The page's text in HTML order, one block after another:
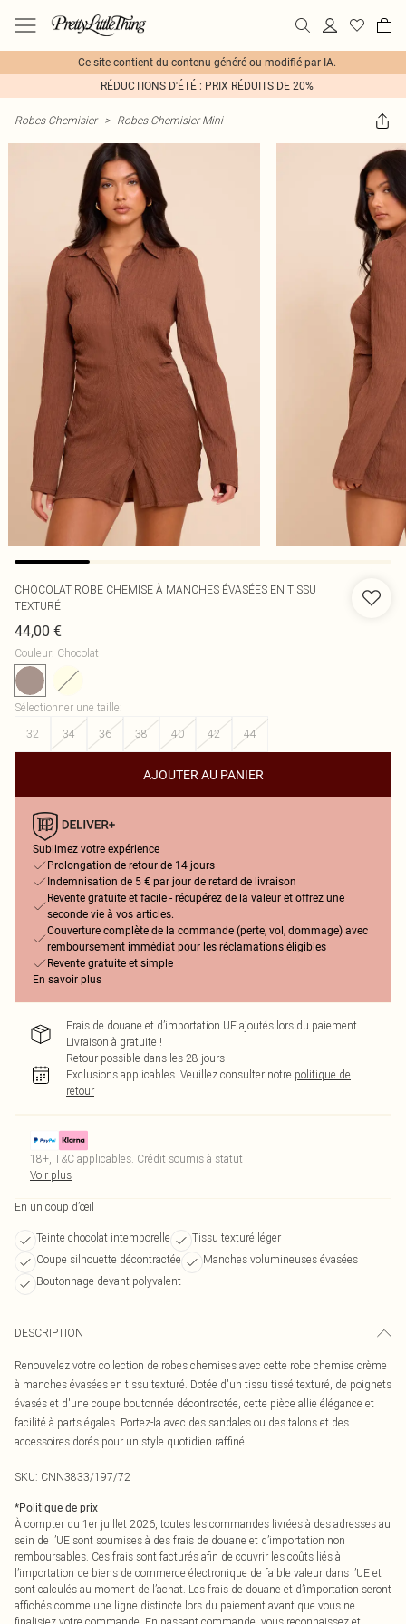
Ce site contient du contenu généré ou modifié par IA.
RÉDUCTIONS D'ÉTÉ : PRIX RÉDUITS DE 20%
Robes Chemisier > Robes Chemisier Mini
CHOCOLAT ROBE CHEMISE À MANCHES ÉVASÉES EN TISSU
TEXTURÉ
44,00 €
Couleur: Chocolat
Sélectionner une taille:
32
34 36 38 40 42 44
AJOUTER AU PANIER
Sublimez votre expérience
Prolongation de retour de 14 jours
Indemnisation de 5 € par jour de retard de livraison
Revente gratuite et facile - récupérez de la valeur et offrez une
seconde vie à vos articles.
Couverture complète de la commande (perte, vol, dommage) avec
remboursement immédiat pour les réclamations éligibles
Revente gratuite et simple
En savoir plus
Frais de douane et d’importation UE ajoutés lors du paiement.
Livraison à gratuite !
Retour possible dans les 28 jours
Exclusions applicables. Veuillez consulter notre politique de
retour
18+, T&C applicables. Crédit soumis à statut
Voir plus
En un coup d’œil
Teinte chocolat intemporelle
Tissu texturé léger
Coupe silhouette décontractée
Manches volumineuses évasées
Boutonnage devant polyvalent
DESCRIPTION
Renouvelez votre collection de robes chemises avec cette robe chemise crème
à manches évasées en tissu texturé. Dotée d'un tissu tissé texturé, de poignets
évasés et d'une coupe boutonnée décontractée, cette pièce allie élégance et
facilité à parts égales. Portez-la avec des sandales ou des talons et des
accessoires dorés pour un style quotidien raffiné.
SKU: CNN3833/197/72
*Politique de prix
À compter du 1er juillet 2026, toutes les commandes livrées à des adresses au
sein de l’UE sont soumises à des frais de douane et d’importation non
remboursables. Ces frais sont facturés afin de couvrir les coûts liés à
l’importation de biens de commerce électronique de faible valeur dans l’UE et
sont calculés au moment de l’achat. Les frais de douane et d’importation seront
affichés comme une ligne distincte lors du paiement avant que vous ne